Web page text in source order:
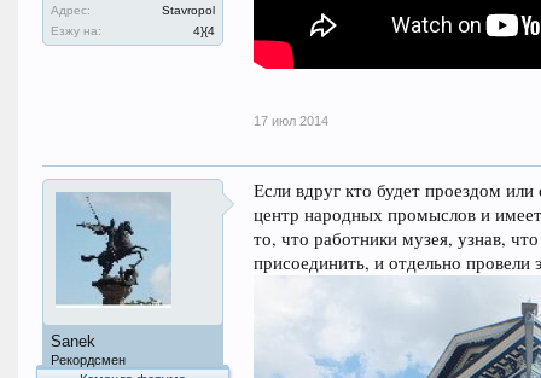
Адрес:
Stavropol
Езжу на:
4}{4
17 июл 2014
Sanek
Рекордсмен
Если вдруг кто будет проездом
центр народных промыслов и
то, что работники музея, узнав,
присоединить, и отдельно провели